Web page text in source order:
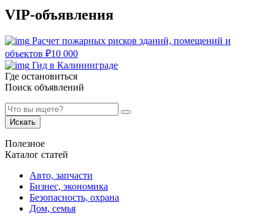
VIP-объявления
Расчет пожарных рисков зданий, помещений и
объектов ₽10 000
Гид в Калининграде
Где остановиться
Поиск объявлений
Искать
Полезное
Каталог статей
Авто, запчасти
Бизнес, экономика
Безопасность, охрана
Дом, семья